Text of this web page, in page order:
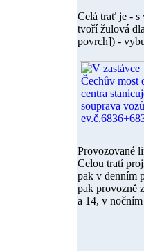
Celá trať je -
tvoří žulová
povrch]) -
Provozované
Celou tratí
pak v denním
pak provozně
a 14, v